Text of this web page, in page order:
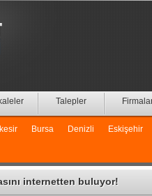
Talepler
Bursa Denizli Eskişehir
internetten buluyor!